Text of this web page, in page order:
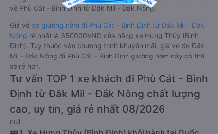
về Phù Cát - Bình Định từ Đăk Mil - Đắk Nông.
Giá vé xe giường nằm đi Phù Cát - Bình Định từ Đăk Mil - Đắk
Nông rẻ nhất là 350000VND của hãng xe Hưng Thủy (Bình
Định). Tùy thuộc vào chương trình khuyến mãi, giá vé Xe Đăk
Mil - Đắk Nông đi Phù Cát - Bình Định giường nằm này có thể
sẽ rẻ hơn.
Tư vấn TOP 1 xe khách đi Phù Cát - Bình
Định từ Đăk Mil - Đắk Nông chất lượng
cao, uy tín, giá rẻ nhất 08/2026
null